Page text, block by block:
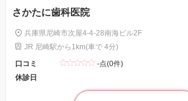
さかたに歯科医院
兵庫県尼崎市次屋4-4-28南海ビル2F
JR 尼崎駅から1km(車で 4分)
口コミ
-点(0件)
休診日